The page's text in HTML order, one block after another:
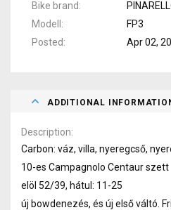
Bike brand
Modell
FP3
Posted
Apr 02,
ADDITIONAL
Description
Carbon: váz, villa, nyeregcső,
10-es Campagnolo Centaur szett
elöl 52/39, hátul: 11-25
új bowdenezés, és új első váltó.